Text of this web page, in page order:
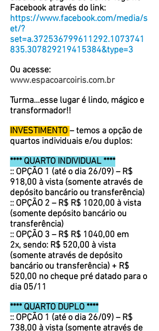
Facebook através do link:
https://www.facebook.com/media/s
et/?
set=a.372536799611292.1073741
835.307829219415384&type=3
Ou acesse:
www.espacoarcoiris.com.br
Turma...esse lugar é lindo, mágico e
transformador!!
INVESTIMENTO– temos a opção de
quartos individuais e/ou duplos:
**** QUARTO INDIVIDUAL ****
:: OPÇÃO 1 (até o dia 26/09) – R$
918,00 à vista (somente através de
depósito bancário ou transferência)
:: OPÇÃO 2 – R$ R$ 1020,00 à vista
(somente depósito bancário ou
transferência)
:: OPÇÃO 3 – R$ R$ 1040,00 em
2x, sendo: R$ 520,00 à vista
(somente através de depósito
bancário ou transferência) + R$
520,00 no cheque pré datado para o
dia 05/11
**** QUARTO DUPLO ****
:: OPÇÃO 1 (até o dia 26/09) – R$
738,00 à vista (somente através de